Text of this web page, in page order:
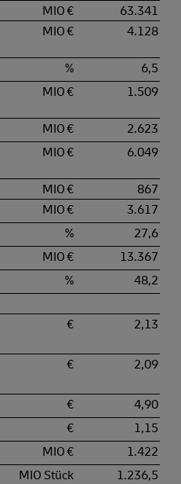
MIO €
63.341
MIO € 4.128
%
6,5
MIO € 1.509
MIO €
2.623
MIO € 6.049
MIO €
867
MIO €
3.617
%
27,6
MIO €
13.367
%
48,2
€ 2,13
€ 2,09
€
4,90
€
1,15
MIO €
1.422
MIO Stück 1.236,5